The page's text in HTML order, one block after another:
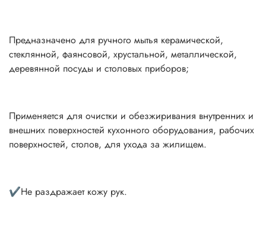
Предназначено для ручного мытья керамической,
стеклянной, фаянсовой, хрустальной, металлической,
деревянной посуды и столовых приборов;
Применяется для очистки и обезжиривания внутренних и
внешних поверхностей кухонного оборудования, рабочих
поверхностей, столов, для ухода за жилищем.
✔Не раздражает кожу рук.